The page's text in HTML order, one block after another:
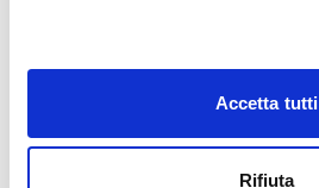
Accetta tutti
Rifiuta
🏘️ Scopri il
Chiavenna